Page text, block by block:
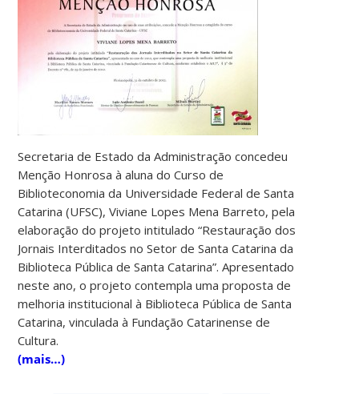
Secretaria de Estado da Administração concedeu
Menção Honrosa à aluna do Curso de
Biblioteconomia da Universidade Federal de Santa
Catarina (UFSC), Viviane Lopes Mena Barreto, pela
elaboração do projeto intitulado “Restauração dos
Jornais Interditados no Setor de Santa Catarina da
Biblioteca Pública de Santa Catarina”. Apresentado
neste ano, o projeto contempla uma proposta de
melhoria institucional à Biblioteca Pública de Santa
Catarina, vinculada à Fundação Catarinense de
Cultura.
(mais…)